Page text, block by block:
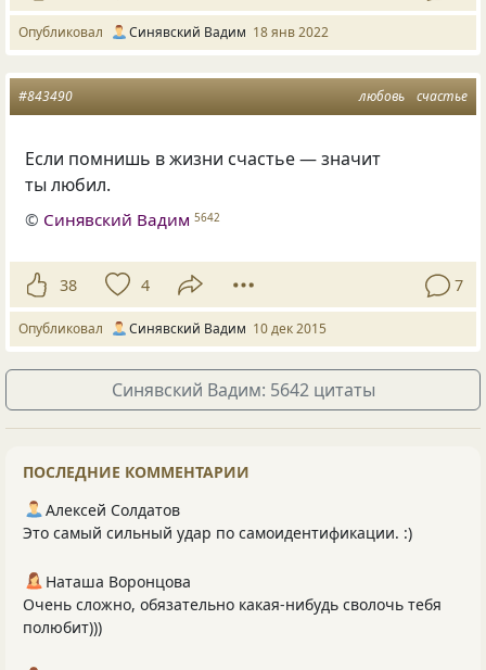
Опубликовал Синявский Вадим 18 янв 2022
любовь счастье
#843490
Если помнишь в жизни счастье — значит
ты любил.
© Синявский Вадим 5642
38 4 7
Опубликовал Синявский Вадим 10 дек 2015
Синявский Вадим: 5642 цитаты
ПОСЛЕДНИЕ КОММЕНТАРИИ
Алексей Солдатов
Это самый сильный удар по самоидентификации. :)
Наташа Воронцова
Очень сложно, обязательно какая-нибудь сволочь тебя
полюбит)))